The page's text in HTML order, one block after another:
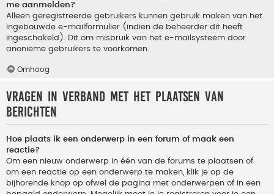
me aanmelden?
Alleen geregistreerde gebruikers kunnen gebruik maken van het
ingebouwde e-mailformulier (indien de beheerder dit heeft
ingeschakeld). Dit om misbruik van het e-mailsysteem door
anonieme gebruikers te voorkomen.
Omhoog
Vragen in verband met het plaatsen van
berichten
Hoe plaats ik een onderwerp in een forum of maak een
reactie?
Om een nieuw onderwerp in één van de forums te plaatsen of
om een reactie op een onderwerp te maken, klik je op de
bijhorende knop op ofwel de pagina met onderwerpen of in een